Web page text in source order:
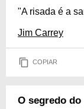
"A risada é a
Jim Carrey
COPIAR
O segredo